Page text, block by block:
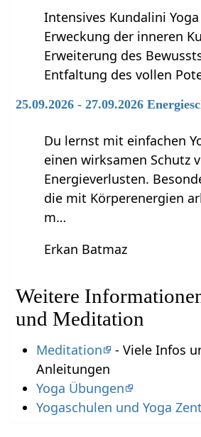
Intensives Kundalini
Erweckung der inneren
Erweiterung des
Entfaltung des vollen
25.09.2026 - 27.09.2026
Du lernst mit einfachen
einen wirksamen Schutz
Energieverlusten.
die mit Körperenergien
m…
Erkan Batmaz
Weitere
und Meditation
Meditation
- Viele Infos
Anleitungen
Yoga Übungen
Yogaschulen und Yoga